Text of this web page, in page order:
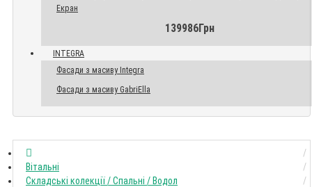
Екран
139986Грн
INTEGRA
Фасади з масиву Integra
Фасади з масиву GabriElla
Вітальні
Складські колекції / Спальні / Водол